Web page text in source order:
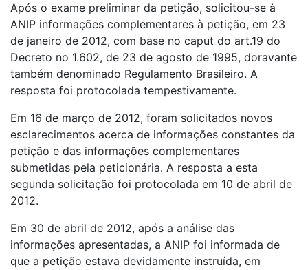
Após o exame preliminar da petição, solicitou-se à
ANIP informações complementares à petição, em 23
de janeiro de 2012, com base no caput do art.19 do
Decreto no 1.602, de 23 de agosto de 1995, doravante
também denominado Regulamento Brasileiro. A
resposta foi protocolada tempestivamente.
Em 16 de março de 2012, foram solicitados novos
esclarecimentos acerca de informações constantes da
petição e das informações complementares
submetidas pela peticionária. A resposta a esta
segunda solicitação foi protocolada em 10 de abril de
2012.
Em 30 de abril de 2012, após a análise das
informações apresentadas, a ANIP foi informada de
que a petição estava devidamente instruída, em